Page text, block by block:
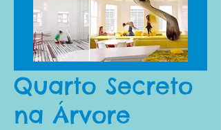
Quarto Secreto
na Árvore